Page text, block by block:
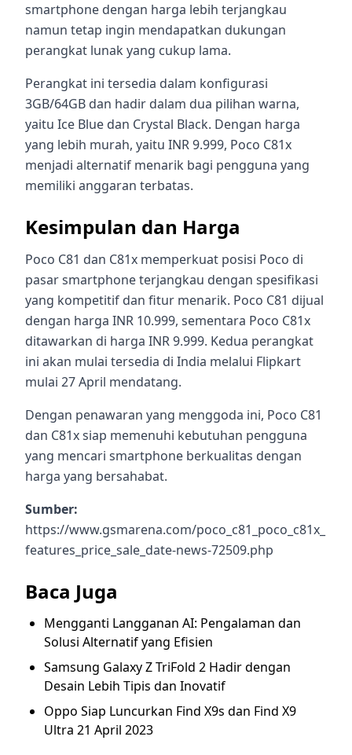
smartphone dengan harga lebih terjangkau
namun tetap ingin mendapatkan dukungan
perangkat lunak yang cukup lama.
Perangkat ini tersedia dalam konfigurasi
3GB/64GB dan hadir dalam dua pilihan warna,
yaitu Ice Blue dan Crystal Black. Dengan harga
yang lebih murah, yaitu INR 9.999, Poco C81x
menjadi alternatif menarik bagi pengguna yang
memiliki anggaran terbatas.
Kesimpulan dan Harga
Poco C81 dan C81x memperkuat posisi Poco di
pasar smartphone terjangkau dengan spesifikasi
yang kompetitif dan fitur menarik. Poco C81 dijual
dengan harga INR 10.999, sementara Poco C81x
ditawarkan di harga INR 9.999. Kedua perangkat
ini akan mulai tersedia di India melalui Flipkart
mulai 27 April mendatang.
Dengan penawaran yang menggoda ini, Poco C81
dan C81x siap memenuhi kebutuhan pengguna
yang mencari smartphone berkualitas dengan
harga yang bersahabat.
Sumber:
https://www.gsmarena.com/poco_c81_poco_c81x_
features_price_sale_date-news-72509.php
Baca Juga
Mengganti Langganan AI: Pengalaman dan
Solusi Alternatif yang Efisien
Samsung Galaxy Z TriFold 2 Hadir dengan
Desain Lebih Tipis dan Inovatif
Oppo Siap Luncurkan Find X9s dan Find X9
Ultra 21 April 2023